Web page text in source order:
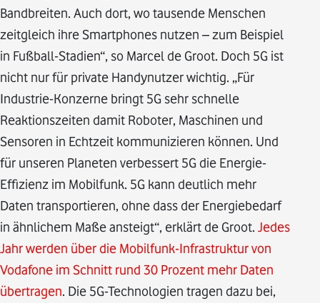
Bandbreiten. Auch dort, wo tausende Menschen
zeitgleich ihre Smartphones nutzen – zum Beispiel
in Fußball-Stadien“, so Marcel de Groot. Doch 5G ist
nicht nur für private Handynutzer wichtig. „Für
Industrie-Konzerne bringt 5G sehr schnelle
Reaktionszeiten damit Roboter, Maschinen und
Sensoren in Echtzeit kommunizieren können. Und
für unseren Planeten verbessert 5G die Energie-
Effizienz im Mobilfunk. 5G kann deutlich mehr
Daten transportieren, ohne dass der Energiebedarf
in ähnlichem Maße ansteigt“, erklärt de Groot. Jedes
Jahr werden über die Mobilfunk-Infrastruktur von
Vodafone im Schnitt rund 30 Prozent mehr Daten
übertragen. Die 5G-Technologien tragen dazu bei,